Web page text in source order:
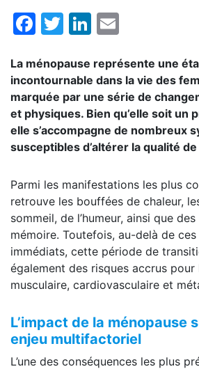
Facebook
TwitterLinkedIn
La ménopause représente une
incontournable dans la vie des
marquée par une série de
et physiques. Bien qu’elle soit un
elle s’accompagne de nombreux
susceptibles d’altérer la qualité de
Parmi les manifestations les plus
retrouve les bouffées de chaleur,
sommeil, de l’humeur, ainsi que
mémoire. Toutefois, au-delà de
immédiats, cette période de
également des risques accrus pour
musculaire, cardiovasculaire et
L’impact de la ménopause
enjeu multifactoriel
L’une des conséquences les plus